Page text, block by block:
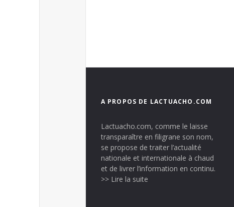
A PROPOS DE LACTUACHO.COM
Lactuacho.com, comme le laisse
transparaître en filigrane son nom,
se propose de traiter l’actualité
nationale et internationale à chaud
et de livrer l’information en continu.
>> Lire la suite